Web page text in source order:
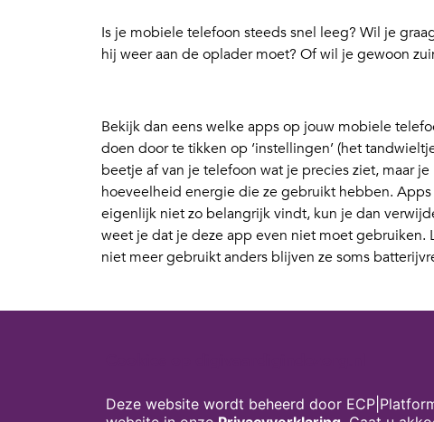
Is je mobiele telefoon steeds snel leeg? Wil je
hij weer aan de oplader moet? Of wil je gewoon
Bekijk dan eens welke apps op jouw mobiele
doen door te tikken op ‘instellingen’ (het
beetje af van je telefoon wat je precies ziet, maar
hoeveelheid energie die ze gebruikt hebben.
eigenlijk niet zo belangrijk vindt, kun je dan
weet je dat je deze app even niet moet gebruiken.
niet meer gebruikt anders blijven ze soms
als je het niet gebruikt, ook dat kan onder
de meeste telefoons ook een
Deze website wordt beheerd door